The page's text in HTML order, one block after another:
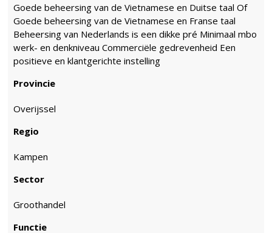
Goede beheersing van de Vietnamese en Duitse taal Of
Goede beheersing van de Vietnamese en Franse taal
Beheersing van Nederlands is een dikke pré Minimaal mbo
werk- en denkniveau Commerciële gedrevenheid Een
positieve en klantgerichte instelling
Provincie
Overijssel
Regio
Kampen
Sector
Groothandel
Functie